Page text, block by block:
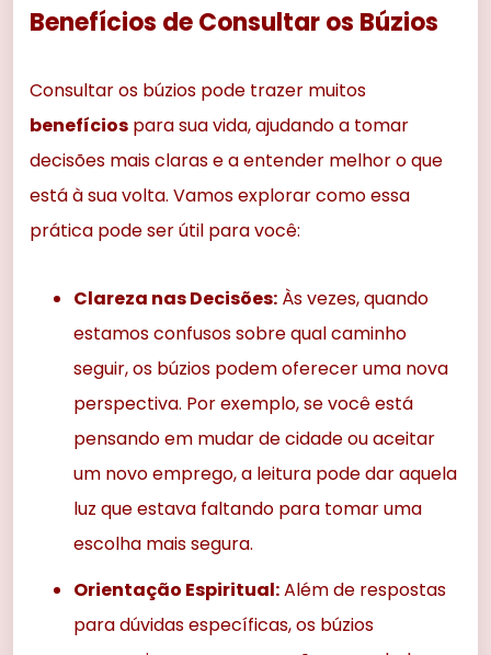
Benefícios de Consultar os Búzios
Consultar os búzios pode trazer muitos
benefícios para sua vida, ajudando a tomar
decisões mais claras e a entender melhor o que
está à sua volta. Vamos explorar como essa
prática pode ser útil para você:
Clareza nas Decisões: Às vezes, quando
estamos confusos sobre qual caminho
seguir, os búzios podem oferecer uma nova
perspectiva. Por exemplo, se você está
pensando em mudar de cidade ou aceitar
um novo emprego, a leitura pode dar aquela
luz que estava faltando para tomar uma
escolha mais segura.
Orientação Espiritual:Além de respostas
para dúvidas específicas, os búzios